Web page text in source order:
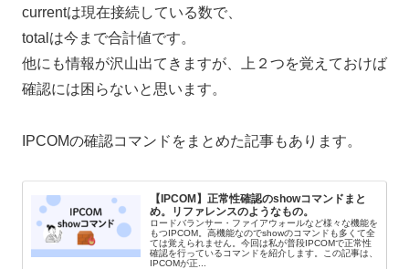
currentは現在接続している数で、
totalは今まで合計値です。
他にも情報が沢山出てきますが、上２つを覚えておけば
確認には困らないと思います。
IPCOMの確認コマンドをまとめた記事もあります。
【IPCOM】正常性確認のshowコマンドまと
め。リファレンスのようなもの。
ロードバランサー・ファイアウォールなど様々な機能を
もつIPCOM。高機能なのでshowのコマンドも多くて全
ては覚えられません。今回は私が普段IPCOMで正常性
確認を行っているコマンドを紹介します。この記事は、
IPCOMが正...